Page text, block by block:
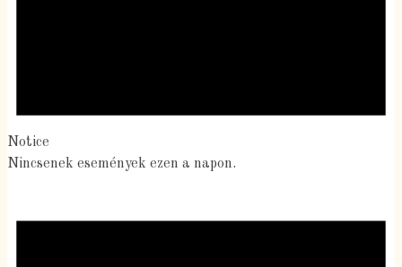
Notice
Nincsenek események ezen a napon.